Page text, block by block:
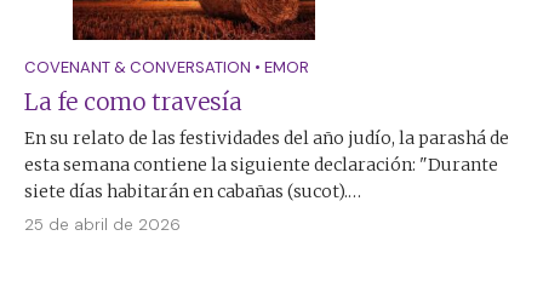
COVENANT & CONVERSATION • EMOR
La fe como travesía
En su relato de las festividades del año judío, la parashá de
esta semana contiene la siguiente declaración: "Durante
siete días habitarán en cabañas (sucot).…
25 de abril de 2026